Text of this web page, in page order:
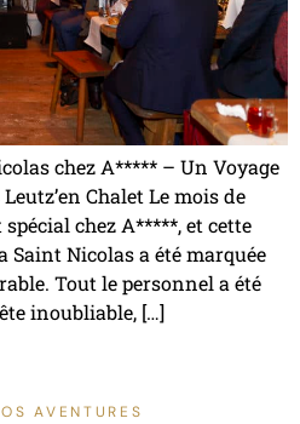
chez A***** – Un Voyage
Chalet Le mois de
chez A*****, et cette
Saint Nicolas a été marquée
Tout le personnel a été
inoubliable, […]
AVENTURES